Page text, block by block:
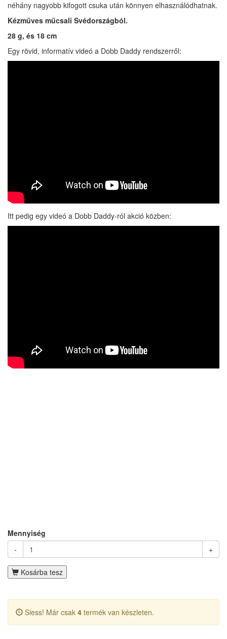
néhány nagyobb kifogott csuka után könnyen elhasználódhatnak.
Kézműves műcsali Svédországból.
28 g, és 18 cm
Egy rövid, informatív videó a Dobb Daddy rendszerről:
Itt pedig egy videó a Dobb Daddy-ról akció közben:
Mennyiség
-
+
Kosárba tesz
Siess! Már csak 4 termék van készleten.